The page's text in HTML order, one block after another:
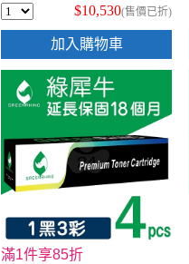
$10,530(售價已折)
加入購物車
滿1件享85折